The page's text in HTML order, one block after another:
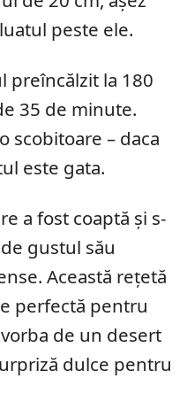
peste ele.
preîncălzit la 180
35 de minute.
scobitoare – daca
este gata.
a fost coaptă și s-
gustul său
Această rețetă
perfectă pentru
de un desert
dulce pentru